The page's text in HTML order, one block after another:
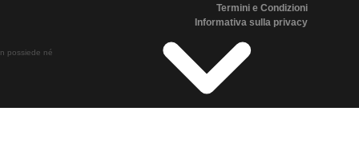
Treni Da Malaga A Madrid
possiede né
Termini e Condizioni
Informativa sulla privacy